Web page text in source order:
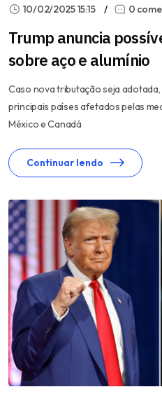
10/02/2025 15:15 0
Trump anuncia
sobre aço e alumínio
Caso nova tributação seja
principais países afetados pelas
México e Canadá
Continuar lendo